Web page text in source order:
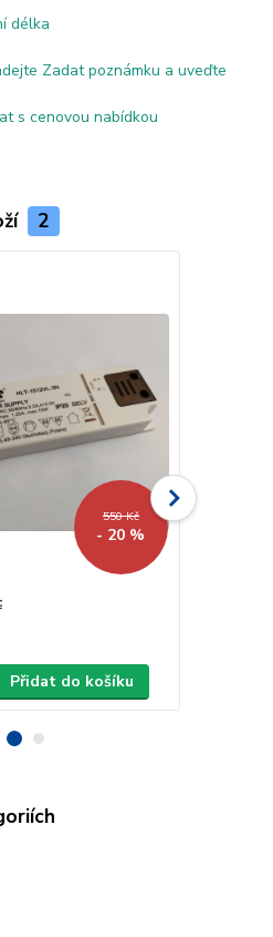
délka
Zadat poznámku a uveďte
s cenovou nabídkou
2
550 Kč
- 20 %
Přidat do košíku